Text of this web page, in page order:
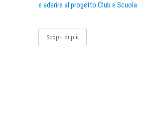
e aderire al progetto Club e Scuola
Scopri di più